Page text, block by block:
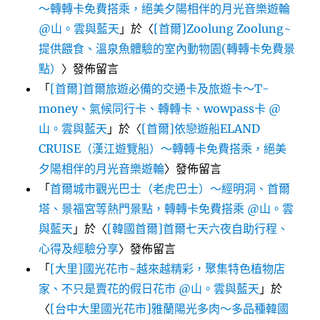
～轉轉卡免費搭乘，絕美夕陽相伴的月光音樂遊輪
@山。雲與藍天 」於〈[首爾]Zoolung Zoolung~
提供餵食、溫泉魚體驗的室內動物園(轉轉卡免費景
點） 〉發佈留言
「[首爾]首爾旅遊必備的交通卡及旅遊卡～T-
money、氣候同行卡、轉轉卡、wowpass卡 @
山。雲與藍天 」於〈[首爾]依戀遊船ELAND
CRUISE（漢江遊覽船）～轉轉卡免費搭乘，絕美
夕陽相伴的月光音樂遊輪〉發佈留言
「首爾城市觀光巴士（老虎巴士）～經明洞、首爾
塔、景福宮等熱門景點，轉轉卡免費搭乘 @山。雲
與藍天 」於〈[韓國首爾]首爾七天六夜自助行程、
心得及經驗分享〉發佈留言
「[大里]國光花市~越來越精彩，聚集特色植物店
家、不只是賣花的假日花市 @山。雲與藍天 」於
〈[台中大里國光花市]雅蘭陽光多肉～多品種韓國